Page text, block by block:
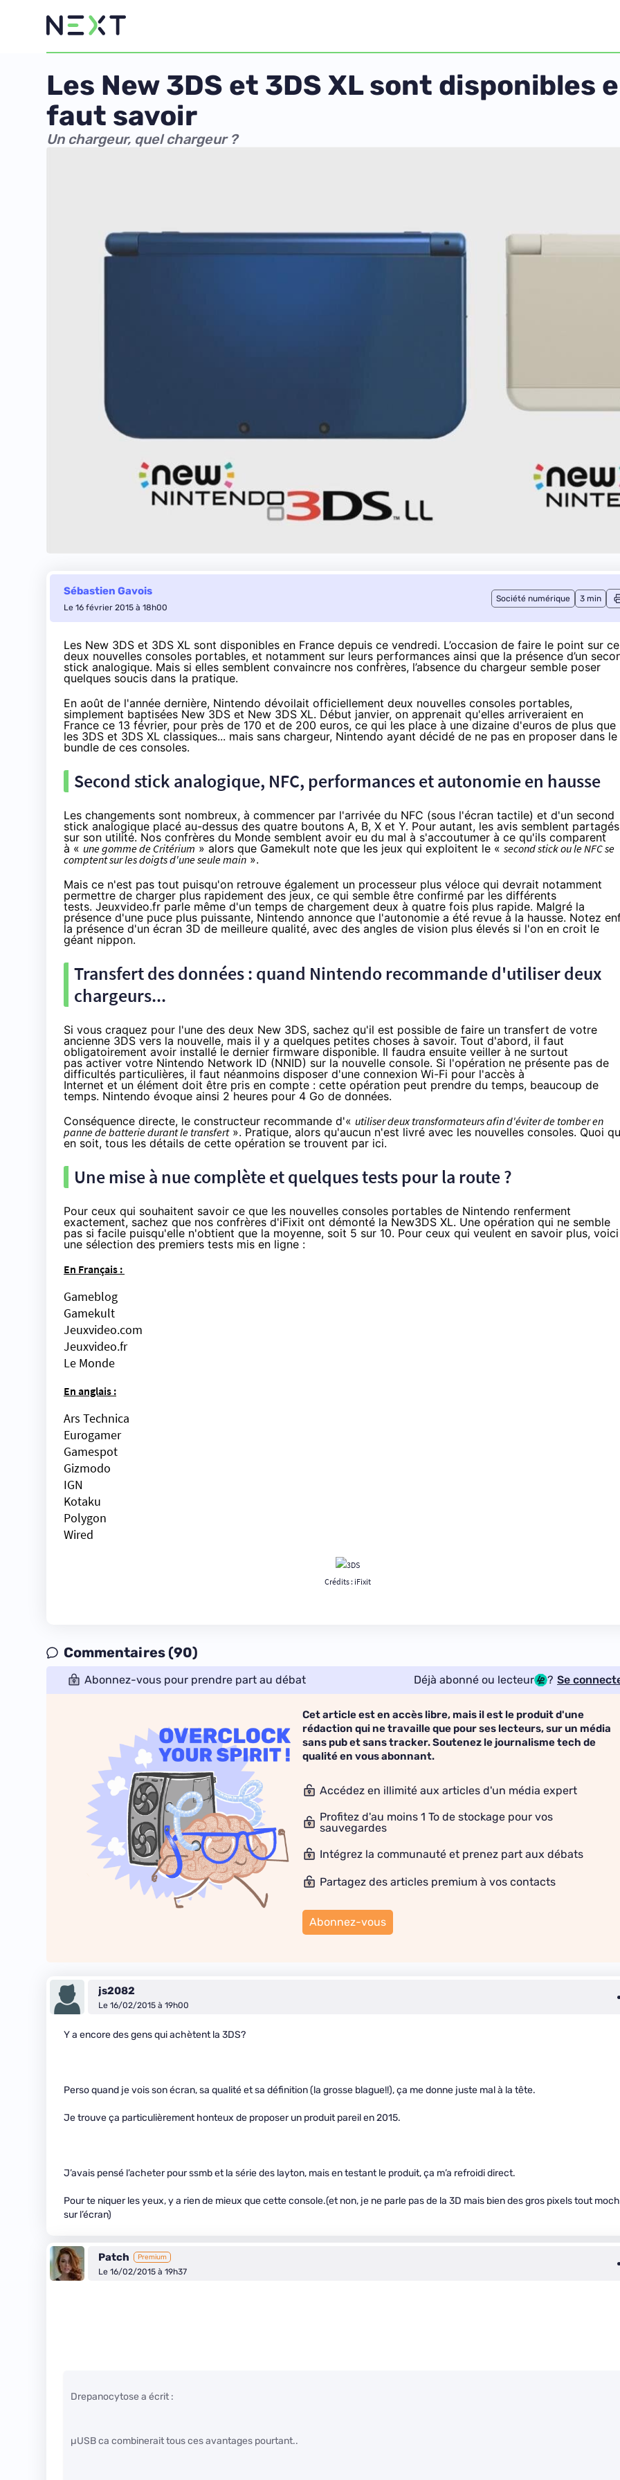
Les New 3DS et 3DS XL sont disponibles
faut savoir
Un chargeur, quel chargeur ?
Sébastien Gavois
Le 16 février 2015 à 18h00
Société numérique 3 min
Les New 3DS et 3DS XL sont disponibles en France depuis ce vendredi. L’occasion de faire le point sur
deux nouvelles consoles portables, et notamment sur leurs performances ainsi que la présence d’un
stick analogique. Mais si elles semblent convaincre nos confrères, l’absence du chargeur semble poser
quelques soucis dans la pratique.
En août de l'année dernière, Nintendo dévoilait officiellement deux nouvelles consoles portables,
simplement baptisées New 3DS et New 3DS XL. Début janvier, on apprenait qu'elles arriveraient en
France ce 13 février, pour près de 170 et de 200 euros, ce qui les place à une dizaine d'euros de plus que
les 3DS et 3DS XL classiques... mais sans chargeur, Nintendo ayant décidé de ne pas en proposer dans le
bundle de ces consoles.
Second stick analogique, NFC, performances et autonomie en hausse
Les changements sont nombreux, à commencer par l'arrivée du NFC (sous l'écran tactile) et d'un second
stick analogique placé au-dessus des quatre boutons A, B, X et Y. Pour autant, les avis semblent partagés
sur son utilité. Nos confrères du Monde semblent avoir eu du mal à s'accoutumer à ce qu'ils comparent
à « une gomme de Critérium » alors que Gamekult note que les jeux qui exploitent le « second stick ou le NFC se
comptent sur les doigts d'une seule main ».
Mais ce n'est pas tout puisqu'on retrouve également un processeur plus véloce qui devrait notamment
permettre de charger plus rapidement des jeux, ce qui semble être confirmé par les différents
tests. Jeuxvideo.fr parle même d'un temps de chargement deux à quatre fois plus rapide. Malgré la
présence d'une puce plus puissante, Nintendo annonce que l'autonomie a été revue à la hausse. Notez
la présence d'un écran 3D de meilleure qualité, avec des angles de vision plus élevés si l'on en croit le
géant nippon.
Transfert des données : quand Nintendo recommande d'utiliser deux
chargeurs...
Si vous craquez pour l'une des deux New 3DS, sachez qu'il est possible de faire un transfert de votre
ancienne 3DS vers la nouvelle, mais il y a quelques petites choses à savoir. Tout d'abord, il faut
obligatoirement avoir installé le dernier firmware disponible. Il faudra ensuite veiller à ne surtout
pas activer votre Nintendo Network ID (NNID) sur la nouvelle console. Si l'opération ne présente pas de
difficultés particulières, il faut néanmoins disposer d'une connexion Wi-Fi pour l'accès à
Internet et un élément doit être pris en compte : cette opération peut prendre du temps, beaucoup de
temps. Nintendo évoque ainsi 2 heures pour 4 Go de données.
Conséquence directe, le constructeur recommande d'« utiliser deux transformateurs afin d'éviter de tomber en
panne de batterie durant le transfert». Pratique, alors qu'aucun n'est livré avec les nouvelles consoles. Quoi
en soit, tous les détails de cette opération se trouvent par ici.
Une mise à nue complète et quelques tests pour la route ?
Pour ceux qui souhaitent savoir ce que les nouvelles consoles portables de Nintendo renferment
exactement, sachez que nos confrères d'iFixit ont démonté la New3DS XL. Une opération qui ne semble
pas si facile puisqu'elle n'obtient que la moyenne, soit 5 sur 10. Pour ceux qui veulent en savoir plus, voici
une sélection des premiers tests mis en ligne :
En Français :
Gameblog
Gamekult
Jeuxvideo.com
Jeuxvideo.fr
Le Monde
En anglais :
Ars Technica
Eurogamer
Gamespot
Gizmodo
IGN
Kotaku
Polygon
Wired
Crédits : iFixit
Commentaires (90)
Abonnez-vous pour prendre part au débat Déjà abonné ou lecteur ? Se
Cet article est en accès libre, mais il est le produit d'une
rédaction qui ne travaille que pour ses lecteurs, sur un média
sans pub et sans tracker. Soutenez le journalisme tech de
qualité en vous abonnant.
Accédez en illimité aux articles d'un média expert
Profitez d'au moins 1 To de stockage pour vos
sauvegardes
Intégrez la communauté et prenez part aux débats
Partagez des articles premium à vos contacts
Abonnez-vous
js2082
Le 16/02/2015 à 19h00
Y a encore des gens qui achètent la 3DS?
Perso quand je vois son écran, sa qualité et sa définition (la grosse blague!!), ça me donne juste mal à la tête.
Je trouve ça particulièrement honteux de proposer un produit pareil en 2015.
J’avais pensé l’acheter pour ssmb et la série des layton, mais en testant le produit, ça m’a refroidi direct.
Pour te niquer les yeux, y a rien de mieux que cette console.(et non, je ne parle pas de la 3D mais bien des gros pixels tout
sur l’écran)
Patch Premium
Le 16/02/2015 à 19h37
Drepanocytose a écrit :
µUSB ca combinerait tous ces avantages pourtant..